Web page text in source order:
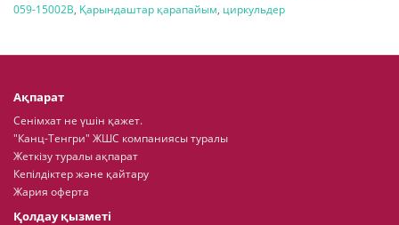
059-15002В, Қарындаштар қарапайым, циркульдер
Ақпарат
Сенімхат не үшін қажет.
"Канц-Тенгри" ЖШС компаниясы туралы
Жеткізу туралы ақпарат
Кепілдіктер және қайтару
Жария оферта
Қолдау қызметі